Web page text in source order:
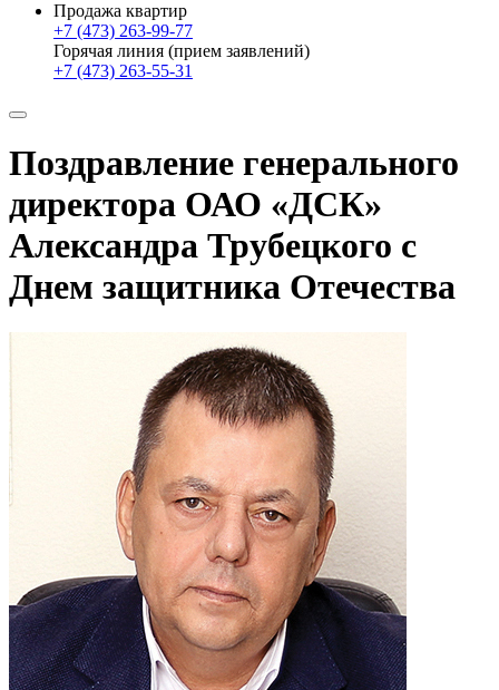
Продажа квартир
+7 (473) 263-99-77
Горячая линия (прием заявлений)
+7 (473) 263-55-31
Поздравление генерального
директора ОАО «ДСК»
Александра Трубецкого с
Днем защитника Отечества